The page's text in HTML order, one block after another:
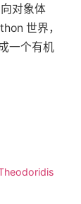
对象体
世界，
一个有机